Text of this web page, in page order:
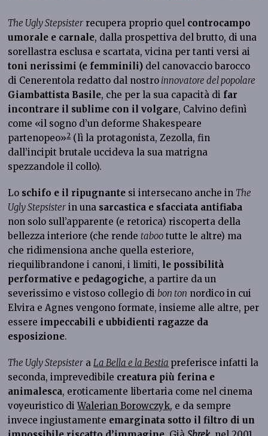
The Ugly Stepsister recupera proprio quel controcampo
umorale e carnale, dalla prospettiva del brutto, di una
sorellastra esclusa e scartata, vicina per tanti versi ai
toni nerissimi (e femminili) del canovaccio barocco
di Cenerentola redatto dal nostro innovatore del popolare
Giambattista Basile, che per la sua capacità di far
incontrare il sublime con il volgare, Calvino definì
come «il sogno d’un deforme Shakespeare
partenopeo»2(lì la protagonista, Zezolla, fin
dall’incipit brutale uccideva la sua matrigna
spezzandole il collo).
Lo schifo e il ripugnante si intersecano anche in The
Ugly Stepsister in una sarcastica e sfacciata antifiaba
non solo sull’apparente (e retorica) riscoperta della
bellezza interiore (che rende taboo tutte le altre) ma
che ridimensiona anche quella esteriore,
riequilibrandone i canoni, i limiti, le possibilità
performative e pedagogiche, a partire da un
severissimo e vistoso collegio dibon ton nordico in cui
Elvira e Agnes vengono formate, insieme alle altre, per
essere impeccabili e ubbidienti ragazze da
esposizione.
The Ugly Stepsister aLa Bella e la Bestia preferisce infatti la
seconda, imprevedibile creatura più ferina e
animalesca, eroticamente libertaria come nel cinema
voyeuristico diWalerian Borowczyk, e da sempre
invece ingiustamente emarginata sotto il filtro di un